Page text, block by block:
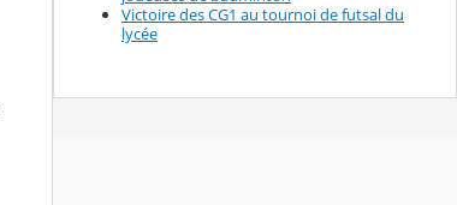
Victoire des CG1 au tournoi de futsal du
lycée